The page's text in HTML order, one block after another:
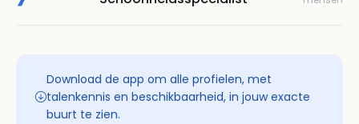
Download de app om alle profielen, met
talenkennis en beschikbaarheid, in jouw exacte
buurt te zien.